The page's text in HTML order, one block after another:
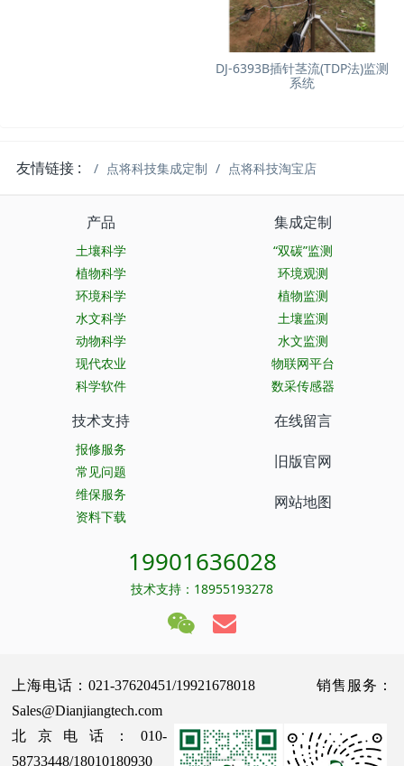
DJ-6393B插针茎流(TDP法)监测
系统
友情链接 : 点将科技集成定制 点将科技淘宝店
产品
土壤科学
植物科学
环境科学
水文科学
动物科学
现代农业
科学软件
集成定制
“双碳”监测
环境观测
植物监测
土壤监测
水文监测
物联网平台
数采传感器
技术支持
报修服务
常见问题
维保服务
资料下载
在线留言
旧版官网
网站地图
19901636028
技术支持：18955193278
上海电话：021-37620451/19921678018 销售服务：
Sales@Dianjiangtech.com
北京电话：010-
58733448/18010180930